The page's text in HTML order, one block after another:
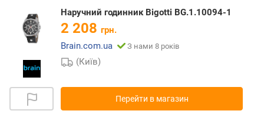
Наручний годинник Bigotti BG.1.10094-1
2 208 грн.
Brain.com.ua
З нами 8 років
(Київ)
Перейти в магазин